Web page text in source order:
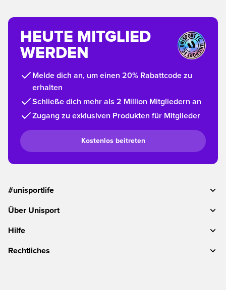
HEUTE MITGLIED
WERDEN
Melde dich an, um einen 20% Rabattcode zu
erhalten
Schließe dich mehr als 2 Million Mitgliedern an
Zugang zu exklusiven Produkten für Mitglieder
Kostenlos beitreten
#unisportlife
Über Unisport
Hilfe
Rechtliches